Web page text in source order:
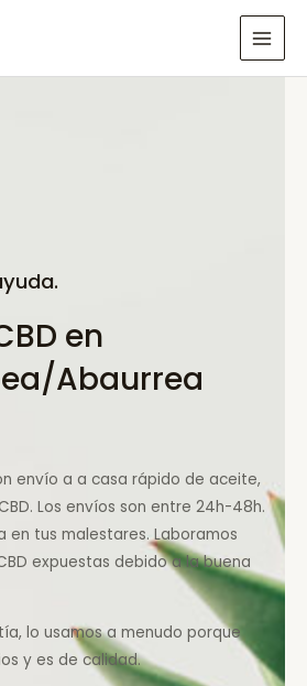
en
Abaurrea
envío a a casa rápido de aceite,
Los envíos son entre 24h-48h.
en tus malestares. Laboramos
expuestas debido a la buena
lo usamos a menudo porque
y es de calidad.